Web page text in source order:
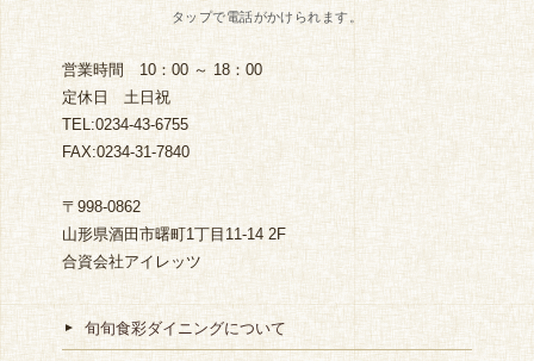
営業時間 10：00 ～ 18：00
定休日 土日祝
TEL:0234-43-6755
FAX:0234-31-7840
〒998-0862
山形県酒田市曙町1丁目11-14 2F
合資会社アイレッツ
旬旬食彩ダイニングについて